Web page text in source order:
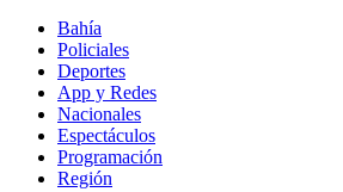
Bahía
Policiales
Deportes
App y Redes
Nacionales
Espectáculos
Programación
Región